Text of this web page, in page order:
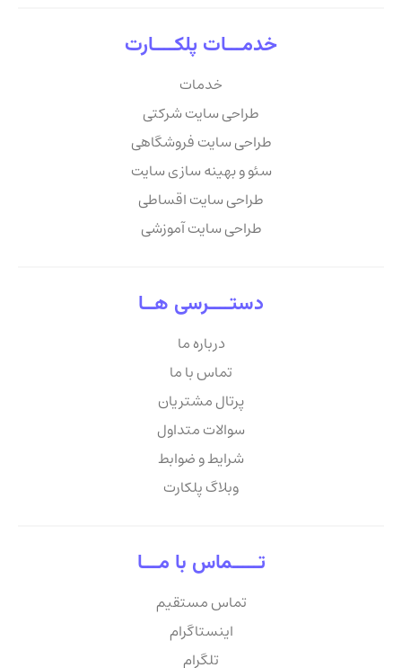
خدمـــات پلکــــارت
خدمات
طراحی سایت شرکتی
طراحی سایت فروشگاهی
سئو و بهینه سازی سایت
طراحی سایت اقساطی
طراحی سایت آموزشی
دستــــرسی هــا
درباره ما
تماس با ما
پرتال مشتریان
سوالات متداول
شرایط و ضوابط
وبلاگ پلکارت
تـــــماس با مـــا
تماس مستقیم
اینستاگرام
تلگرام